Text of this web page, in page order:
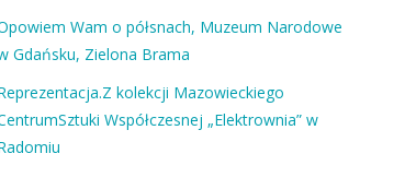
Wam o półsnach, Muzeum Narodowe
Gdańsku, Zielona Brama
kolekcji Mazowieckiego
Współczesnej „Elektrownia” w